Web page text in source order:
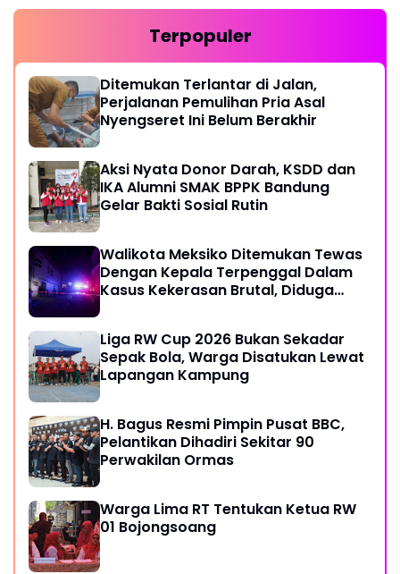
Terpopuler
Ditemukan Terlantar di Jalan,
Perjalanan Pemulihan Pria Asal
Nyengseret Ini Belum Berakhir
Aksi Nyata Donor Darah, KSDD dan
IKA Alumni SMAK BPPK Bandung
Gelar Bakti Sosial Rutin
Walikota Meksiko Ditemukan Tewas
Dengan Kepala Terpenggal Dalam
Kasus Kekerasan Brutal, Diduga
Liga RW Cup 2026 Bukan Sekadar
Sepak Bola, Warga Disatukan Lewat
Lapangan Kampung
H. Bagus Resmi Pimpin Pusat BBC,
Pelantikan Dihadiri Sekitar 90
Perwakilan Ormas
Warga Lima RT Tentukan Ketua RW
01 Bojongsoang